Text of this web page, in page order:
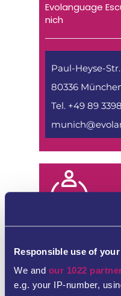
Responsible use of
We and our 1022
e.g. your IP-number,
Evolanguage
nich
Paul-Heyse-
80336
Tel. +49 89
Wiesbaden